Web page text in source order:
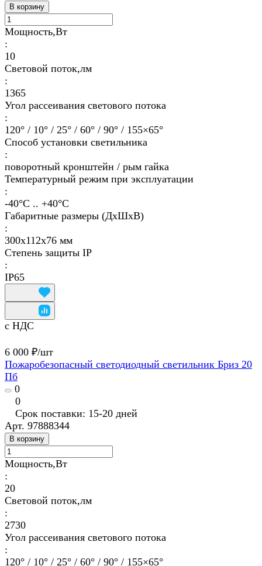
В корзину
Мощность,Вт
:
10
Световой поток,лм
:
1365
Угол рассеивания светового потока
:
120° / 10° / 25° / 60° / 90° / 155×65°
Способ установки светильника
:
поворотный кронштейн / рым гайка
Температурный режим при эксплуатации
:
-40°С .. +40°C
Габаритные размеры (ДхШхВ)
:
300х112х76 мм
Степень защиты IP
:
IP65
с НДС
6 000 ₽/шт
Пожаробезопасный светодиодный светильник Бриз 20
Пб
0
0
Срок поставки: 15-20 дней
Арт. 97888344
В корзину
Мощность,Вт
:
20
Световой поток,лм
:
2730
Угол рассеивания светового потока
:
120° / 10° / 25° / 60° / 90° / 155×65°